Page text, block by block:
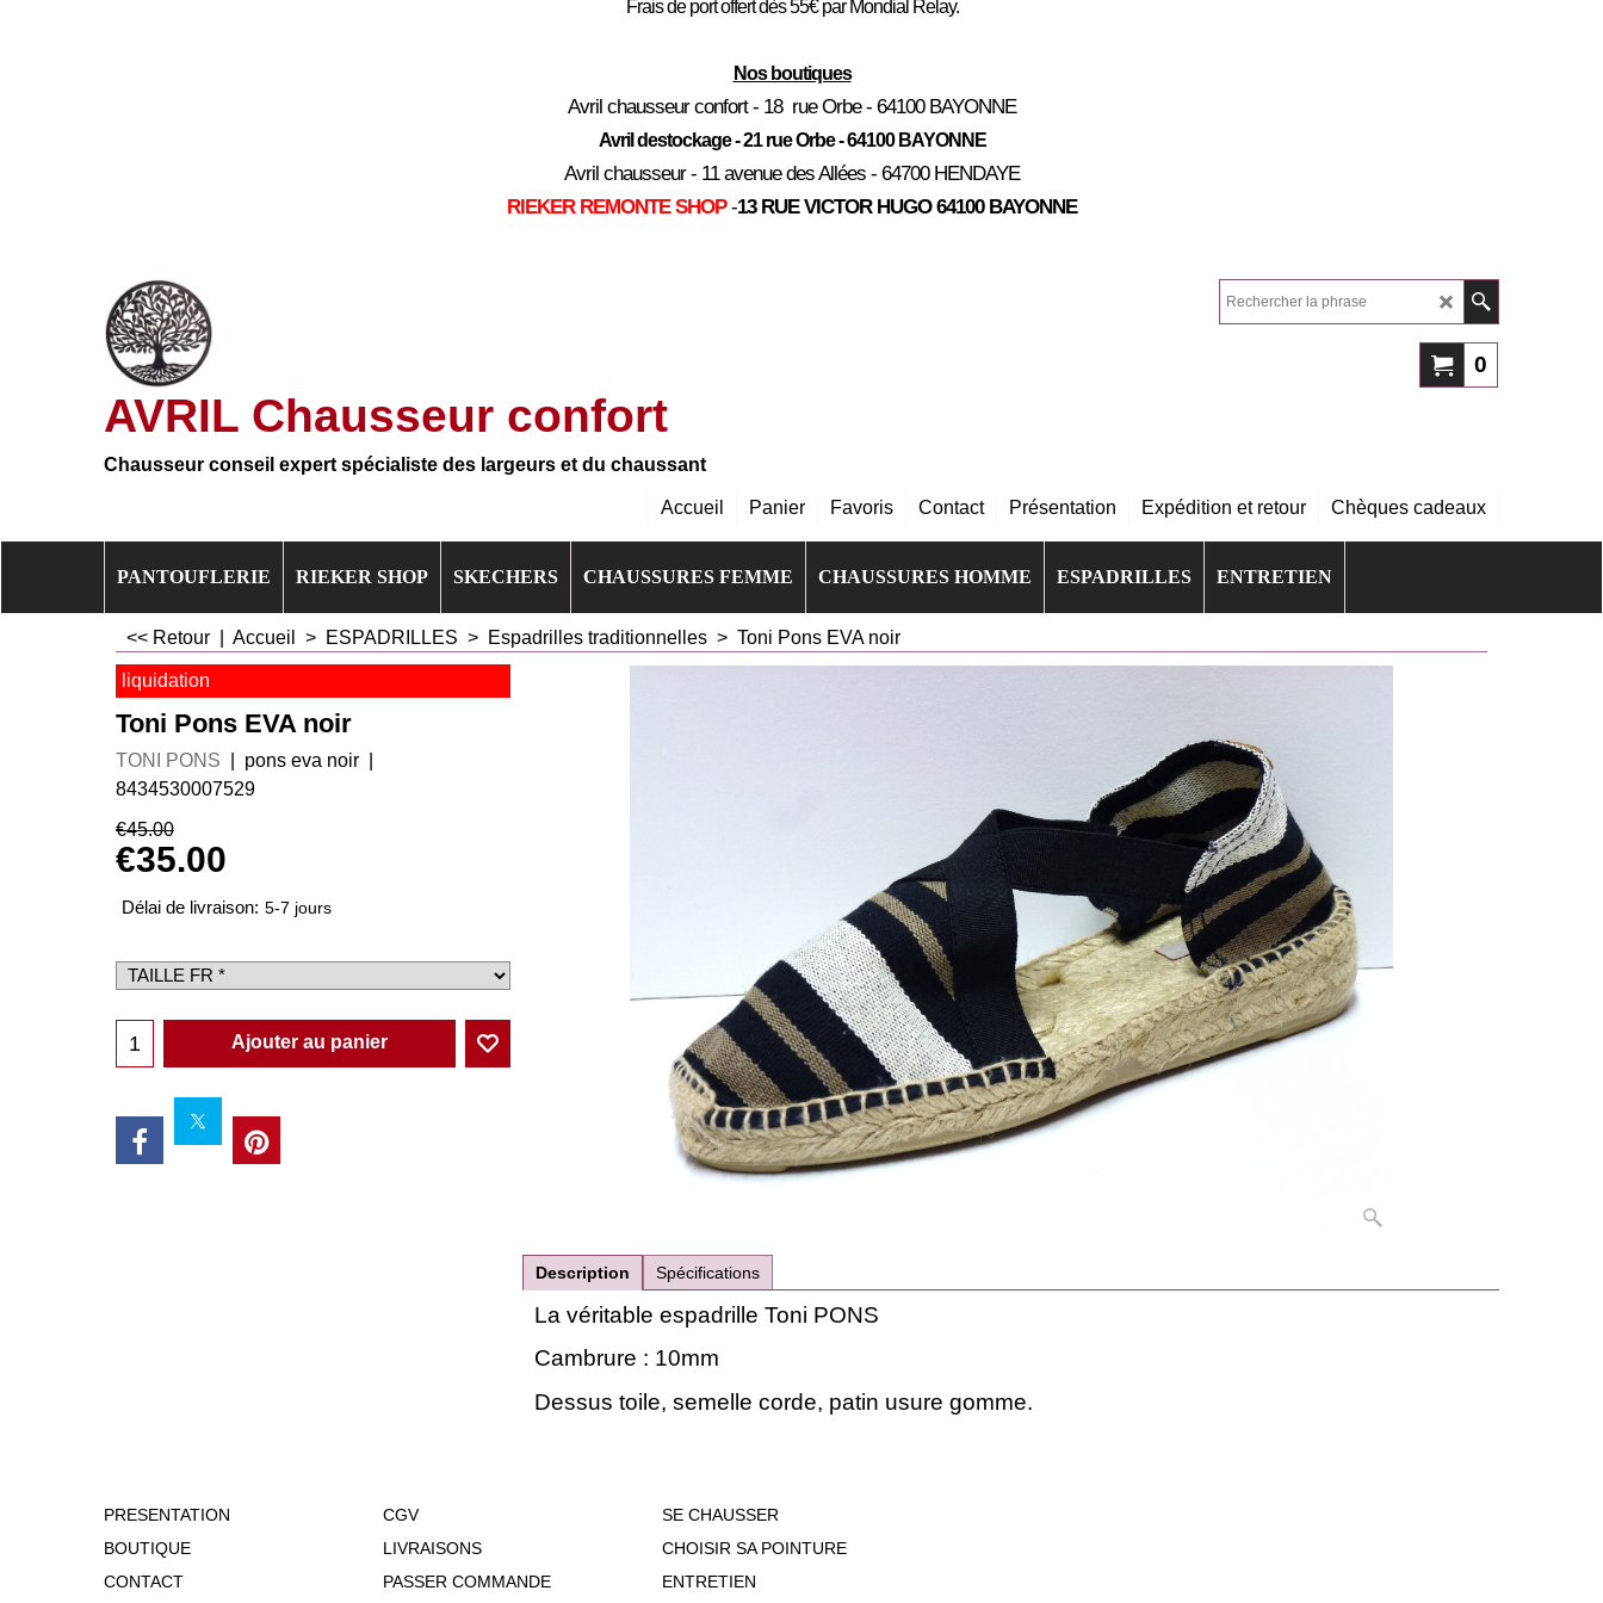
Frais de port offert dès 55€ par Mondial Relay.
Nos boutiques
Avril chausseur confort - 18 rue Orbe - 64100 BAYONNE
Avril destockage - 21 rue Orbe - 64100 BAYONNE
Avril chausseur - 11 avenue des Allées - 64700 HENDAYE
RIEKER REMONTE SHOP -13 RUE VICTOR HUGO 64100 BAYONNE
AVRIL Chausseur confort
Chausseur conseil expert spécialiste des largeurs et du chaussant
0
Accueil Panier Favoris Contact Présentation Expédition et retour Chèques cadeaux
PANTOUFLERIE RIEKER SHOP SKECHERS CHAUSSURES FEMME CHAUSSURES HOMME ESPADRILLES ENTRETIEN
<< Retour Accueil > ESPADRILLES > Espadrilles traditionnelles > Toni Pons EVA noir
liquidation
Toni Pons EVA noir
TONI PONS
pons eva noir
8434530007529
€45.00
€35.00
Délai de livraison: 5-7 jours
Ajouter au panier
Description Spécifications
La véritable espadrille Toni PONS
Cambrure : 10mm
Dessus toile, semelle corde, patin usure gomme.
PRESENTATION
BOUTIQUE
CONTACT
CGV
LIVRAISONS
PASSER COMMANDE
SE CHAUSSER
CHOISIR SA POINTURE
ENTRETIEN